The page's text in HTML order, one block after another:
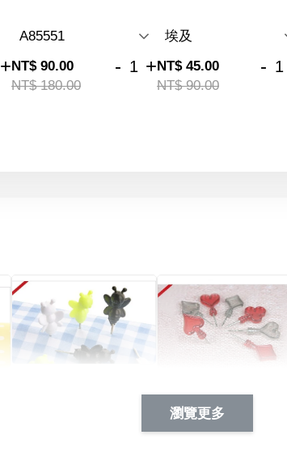
+NT$ 90.00
NT$ 180.00
- +NT$ 45.00
NT$ 90.00
-
Artsign 撲克牌 圖釘
瀏覽更多